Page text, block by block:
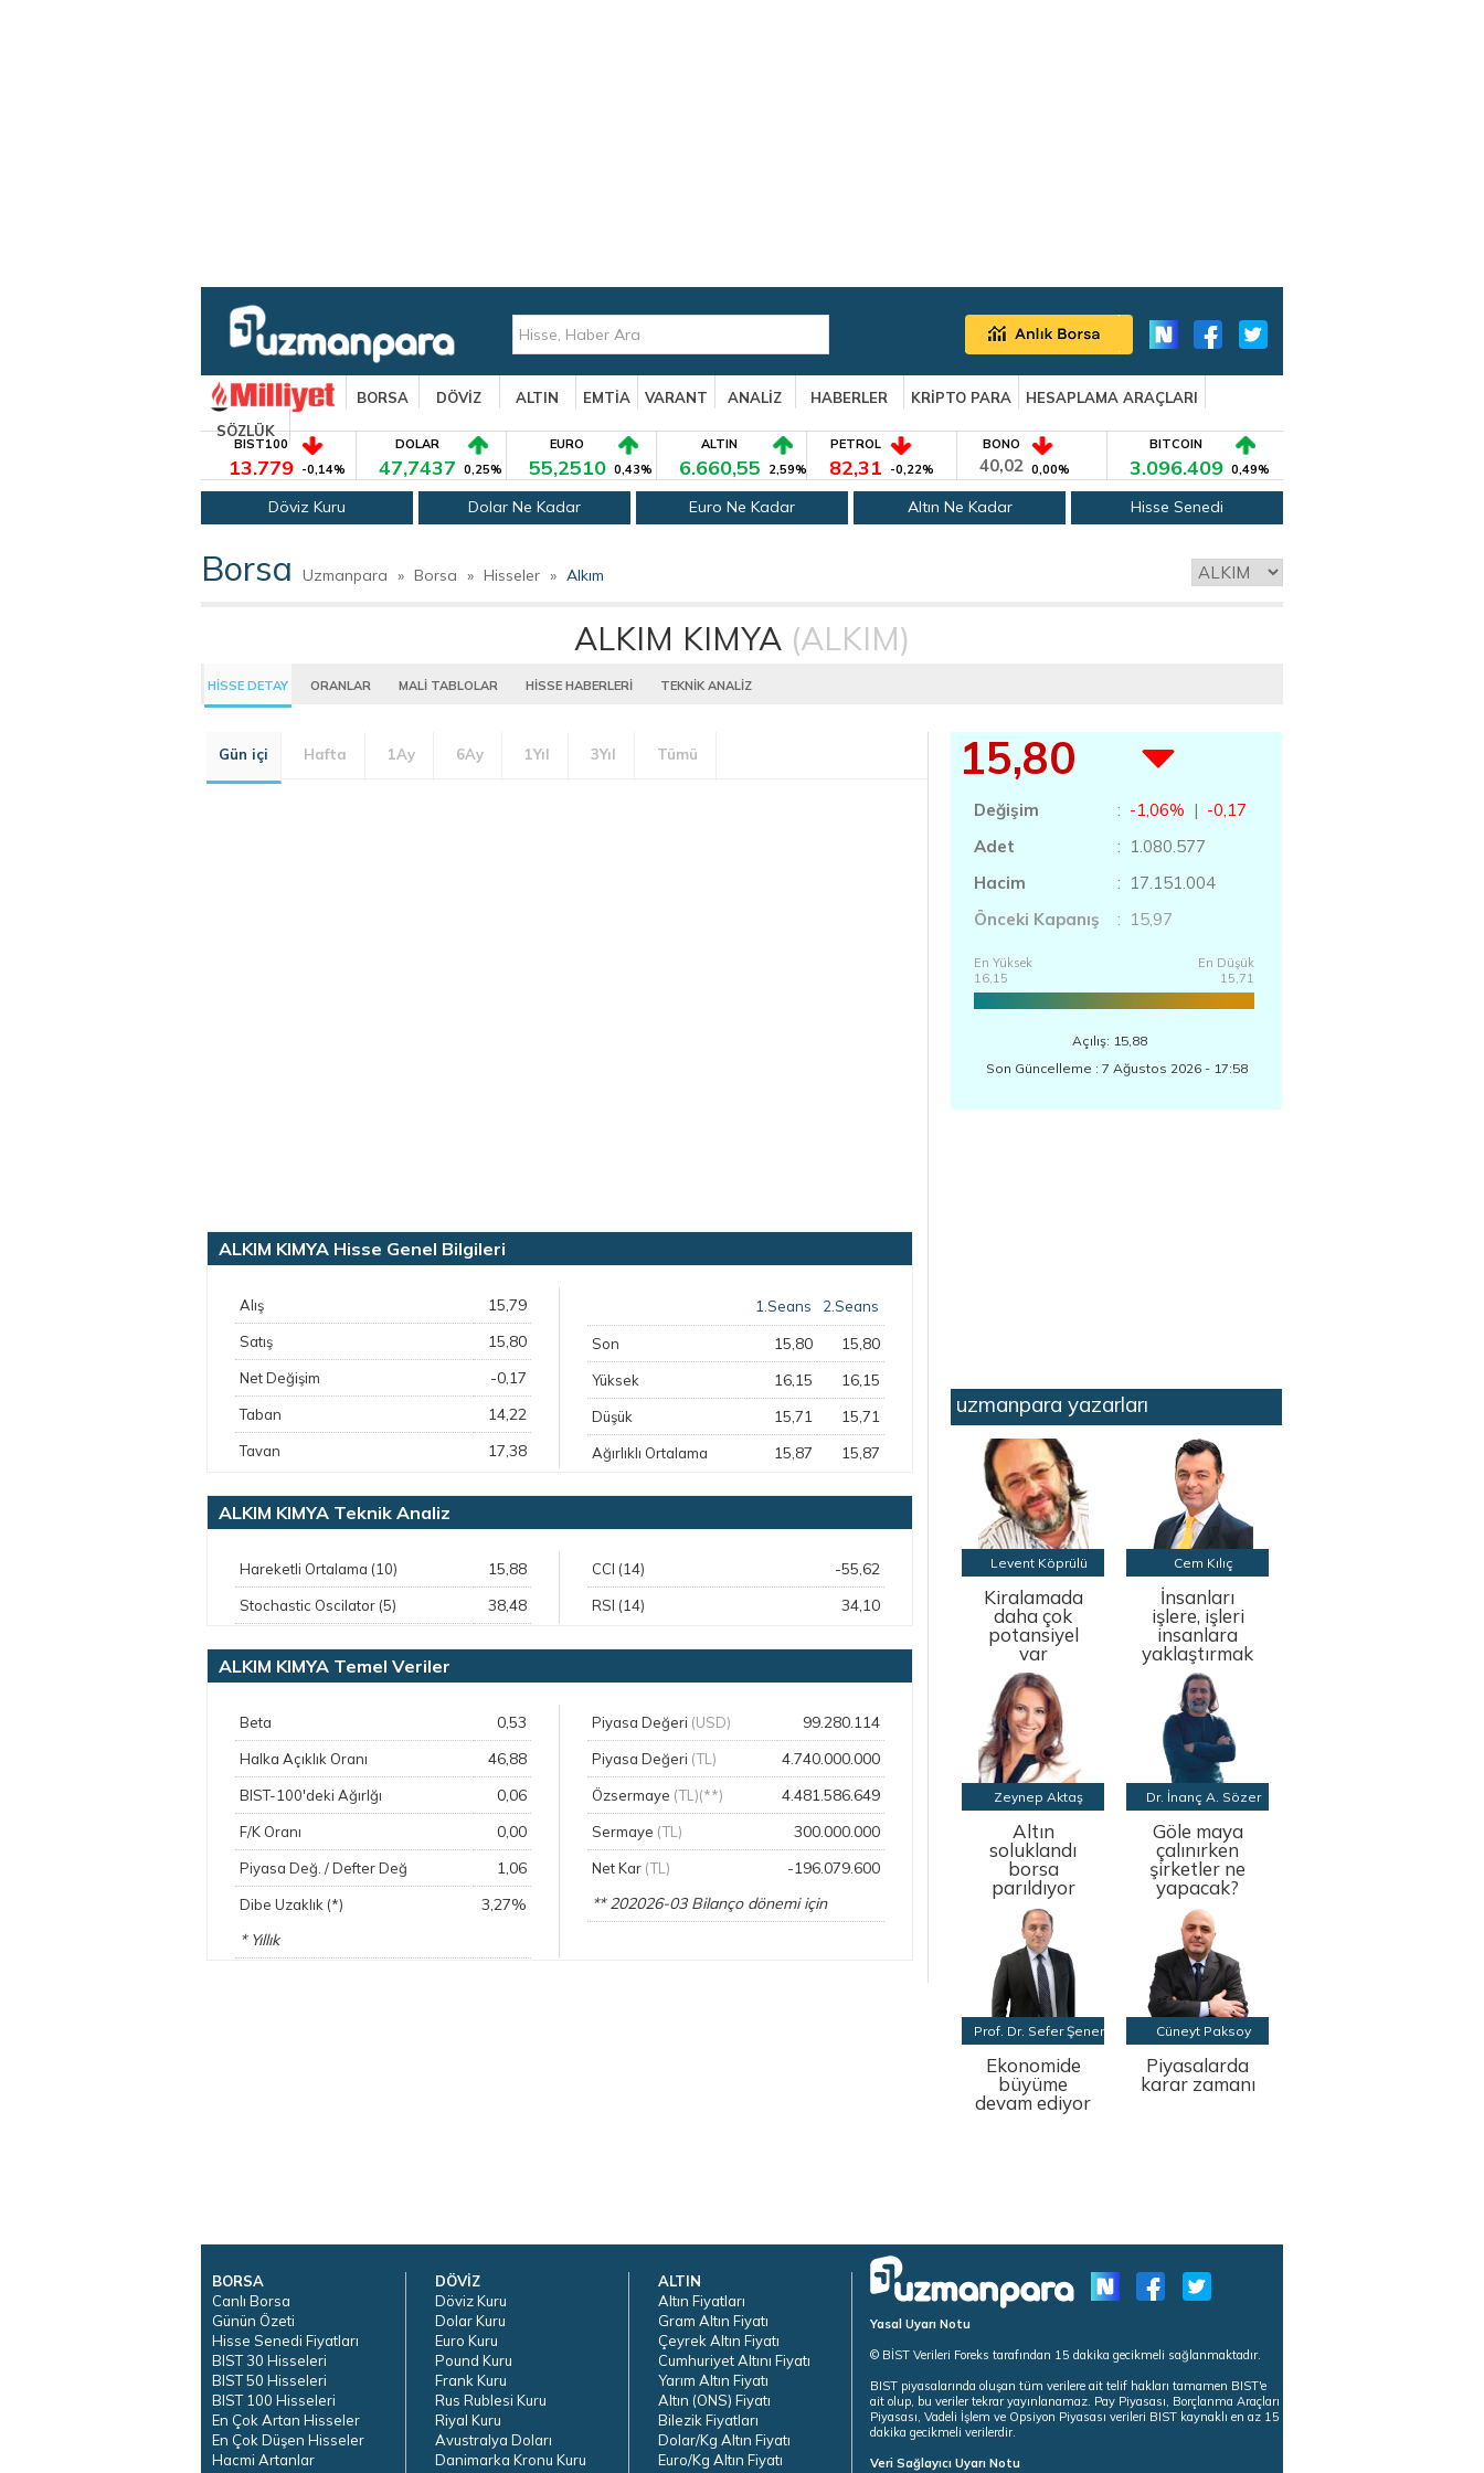
BORSA DÖVİZ ALTIN EMTİA VARANT ANALİZ HABERLER KRİPTO PARA
HESAPLAMA ARAÇLARI
SÖZLÜK
BIST100
13.779 -0,14%
DOLAR
47,7437 0,25%
EURO
55,2510 0,43%
ALTIN
6.660,55 2,59%
PETROL
82,31 -0,22%
BONO
40,02 0,00%
BITCOIN
3.096.409 0,49%
Döviz Kuru Dolar Ne Kadar Euro Ne Kadar Altın Ne Kadar Hisse Senedi
Borsa Uzmanpara » Borsa » Hisseler » Alkım
ALKIM KIMYA (ALKIM)
HİSSE DETAY ORANLAR MALİ TABLOLAR HİSSE HABERLERİ TEKNİK ANALİZ
Gün içi Hafta 1Ay 6Ay 1Yıl 3Yıl Tümü
ALKIM KIMYA Hisse Genel Bilgileri
Alış 15,79
Satış 15,80
Net Değişim -0,17
Taban 14,22
Tavan 17,38
1.Seans 2.Seans
Son 15,80 15,80
Yüksek 16,15 16,15
Düşük 15,71 15,71
Ağırlıklı Ortalama 15,87 15,87
ALKIM KIMYA Teknik Analiz
Hareketli Ortalama (10) 15,88
Stochastic Oscilator (5) 38,48
CCI (14) -55,62
RSI (14) 34,10
ALKIM KIMYA Temel Veriler
Beta 0,53
Halka Açıklık Oranı 46,88
BIST-100'deki Ağırlğı 0,06
F/K Oranı 0,00
Piyasa Değ. / Defter Değ 1,06
Dibe Uzaklık (*)
3,27%
* Yıllık
Piyasa Değeri (USD) 99.280.114
Piyasa Değeri (TL) 4.740.000.000
Özsermaye (TL)(**) 4.481.586.649
Sermaye (TL) 300.000.000
Net Kar (TL)
-196.079.600
** 202026-03 Bilanço dönemi için
15,80
Değişim : -1,06% | -0,17
Adet
: 1.080.577
Hacim
: 17.151.004
Önceki Kapanış
: 15,97
En Yüksek
16,15
En Düşük
15,71
Açılış: 15,88
Son Güncelleme : 7 Ağustos 2026 - 17:58
uzmanpara yazarları
Levent Köprülü
Kiralamada
daha çok
potansiyel
var
Cem Kılıç
İnsanları
işlere, işleri
insanlara
yaklaştırmak
Zeynep Aktaş
Altın
soluklandı
borsa
parıldıyor
Dr. İnanç A. Sözer
Göle maya
çalınırken
şirketler ne
yapacak?
Prof. Dr. Sefer Şener
Ekonomide
büyüme
devam ediyor
Cüneyt Paksoy
Piyasalarda
karar zamanı
BORSA
Canlı Borsa
Günün Özeti
Hisse Senedi Fiyatları
BIST 30 Hisseleri
BIST 50 Hisseleri
BIST 100 Hisseleri
En Çok Artan Hisseler
En Çok Düşen Hisseler
Hacmi Artanlar
DÖVİZ
Döviz Kuru
Dolar Kuru
Euro Kuru
Pound Kuru
Frank Kuru
Rus Rublesi Kuru
Riyal Kuru
Avustralya Doları
Danimarka Kronu Kuru
ALTIN
Altın Fiyatları
Gram Altın Fiyatı
Çeyrek Altın Fiyatı
Cumhuriyet Altını Fiyatı
Yarım Altın Fiyatı
Altın (ONS) Fiyatı
Bilezik Fiyatları
Dolar/Kg Altın Fiyatı
Euro/Kg Altın Fiyatı
Yasal Uyarı Notu
© BİST Verileri Foreks tarafından 15 dakika gecikmeli sağlanmaktadır.
BIST piyasalarında oluşan tüm verilere ait telif hakları tamamen BIST'e
ait olup, bu veriler tekrar yayınlanamaz. Pay Piyasası, Borçlanma Araçları
Piyasası, Vadeli İşlem ve Opsiyon Piyasası verileri BIST kaynaklı en az 15
dakika gecikmeli verilerdir.
Veri Sağlayıcı Uyarı Notu